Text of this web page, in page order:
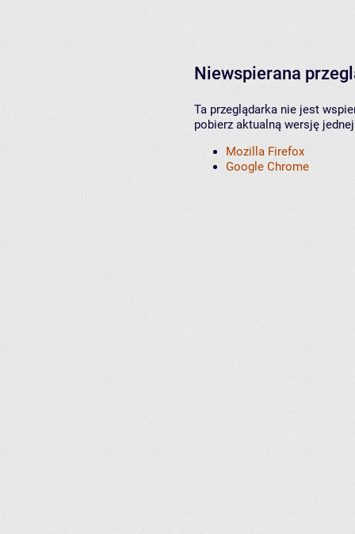
Niewspierana
Ta przeglądarka nie jest
pobierz aktualną wersję
Mozilla Firefox
Google Chrome